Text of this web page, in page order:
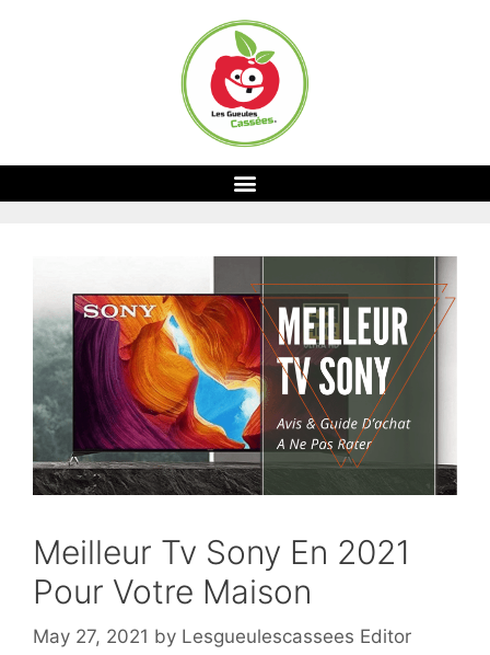
Meilleur Tv Sony En 2021
Pour Votre Maison
May 27, 2021 by Lesgueulescassees Editor